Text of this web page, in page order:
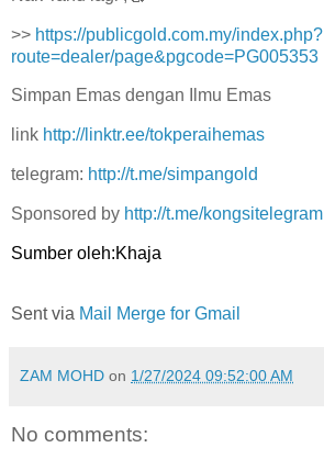
>> https://publicgold.com.my/index.php?
route=dealer/page&pgcode=PG005353
Simpan Emas dengan Ilmu Emas
link http://linktr.ee/tokperaihemas
telegram: http://t.me/simpangold
Sponsored by http://t.me/kongsitelegram
Sumber oleh:Khaja
Sent via Mail Merge for Gmail
ZAM MOHD on 1/27/2024 09:52:00 AM
No comments: